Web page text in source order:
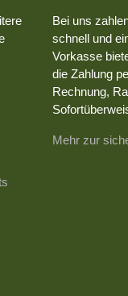
Bei uns
schnell und
Vorkasse
die Zahlung
Rechnung,
Mehr zur